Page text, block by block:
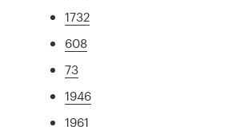
1732
608
73
1946
1961